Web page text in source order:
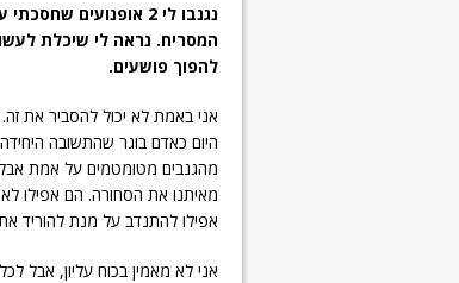
נגנבו לי 2
המסריח. נראה לי שיכלת
להפוך פושעים.
אני באמת לא יכול להסביר את
היום כאדם בוגר שהתשובה
מהגנבים מטומטמים על אמת אבל
מאיתנו את הסחורה. הם אפילו לא
אפילו להתנדב על מנת להוריד
אני לא מאמין בכוח עליון, אבל